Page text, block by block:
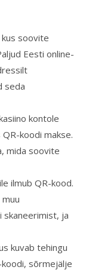
soovite
Eesti online-
seda
kontole
koodi makse.
mida soovite
ilmub QR-kood.
skaneerimist, ja
kuvab tehingu
sõrmejälje